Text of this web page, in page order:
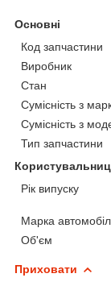
Основні
Код запчастини
Виробник
Стан
Сумісність з
Сумісність з
Тип запчастини
Рік випуску
Марка
Об'єм
Приховати